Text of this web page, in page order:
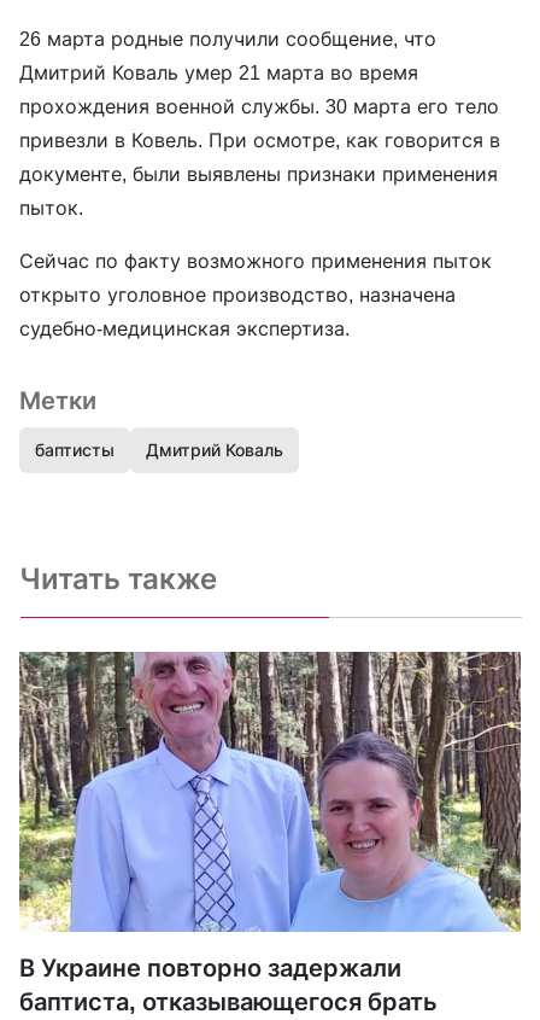
26 марта родные получили сообщение, что
Дмитрий Коваль умер 21 марта во время
прохождения военной службы. 30 марта его тело
привезли в Ковель. При осмотре, как говорится в
документе, были выявлены признаки применения
пыток.
Сейчас по факту возможного применения пыток
открыто уголовное производство, назначена
судебно-медицинская экспертиза.
Метки
баптисты Дмитрий Коваль
Читать также
В Украине повторно задержали
баптиста, отказывающегося брать